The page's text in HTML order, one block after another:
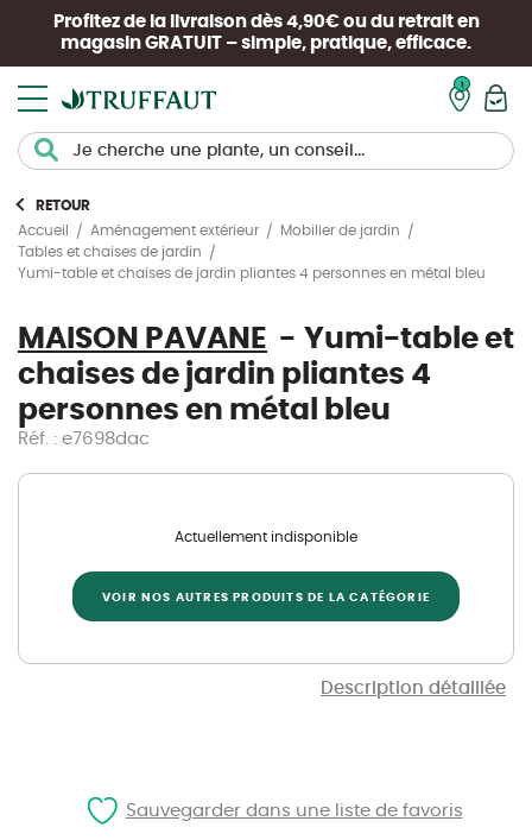
Profitez de la livraison dès 4,90€ ou du retrait en
magasin GRATUIT – simple, pratique, efficace.
RETOUR
Accueil
Aménagement extérieur
Mobilier de jardin
Tables et chaises de jardin
Yumi-table et chaises de jardin pliantes 4 personnes en métal bleu
MAISON PAVANE
Yumi-table et
chaises de jardin pliantes 4
personnes en métal bleu
Réf. : e7698dac
Description détaillée
Actuellement indisponible
VOIR NOS AUTRES PRODUITS DE LA CATÉGORIE
Sauvegarder dans une liste de favoris